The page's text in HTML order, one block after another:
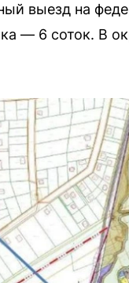
выезд на
— 6 соток. В